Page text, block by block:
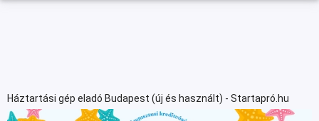
Háztartási gép eladó Budapest (új és használt) - Startapró.hu